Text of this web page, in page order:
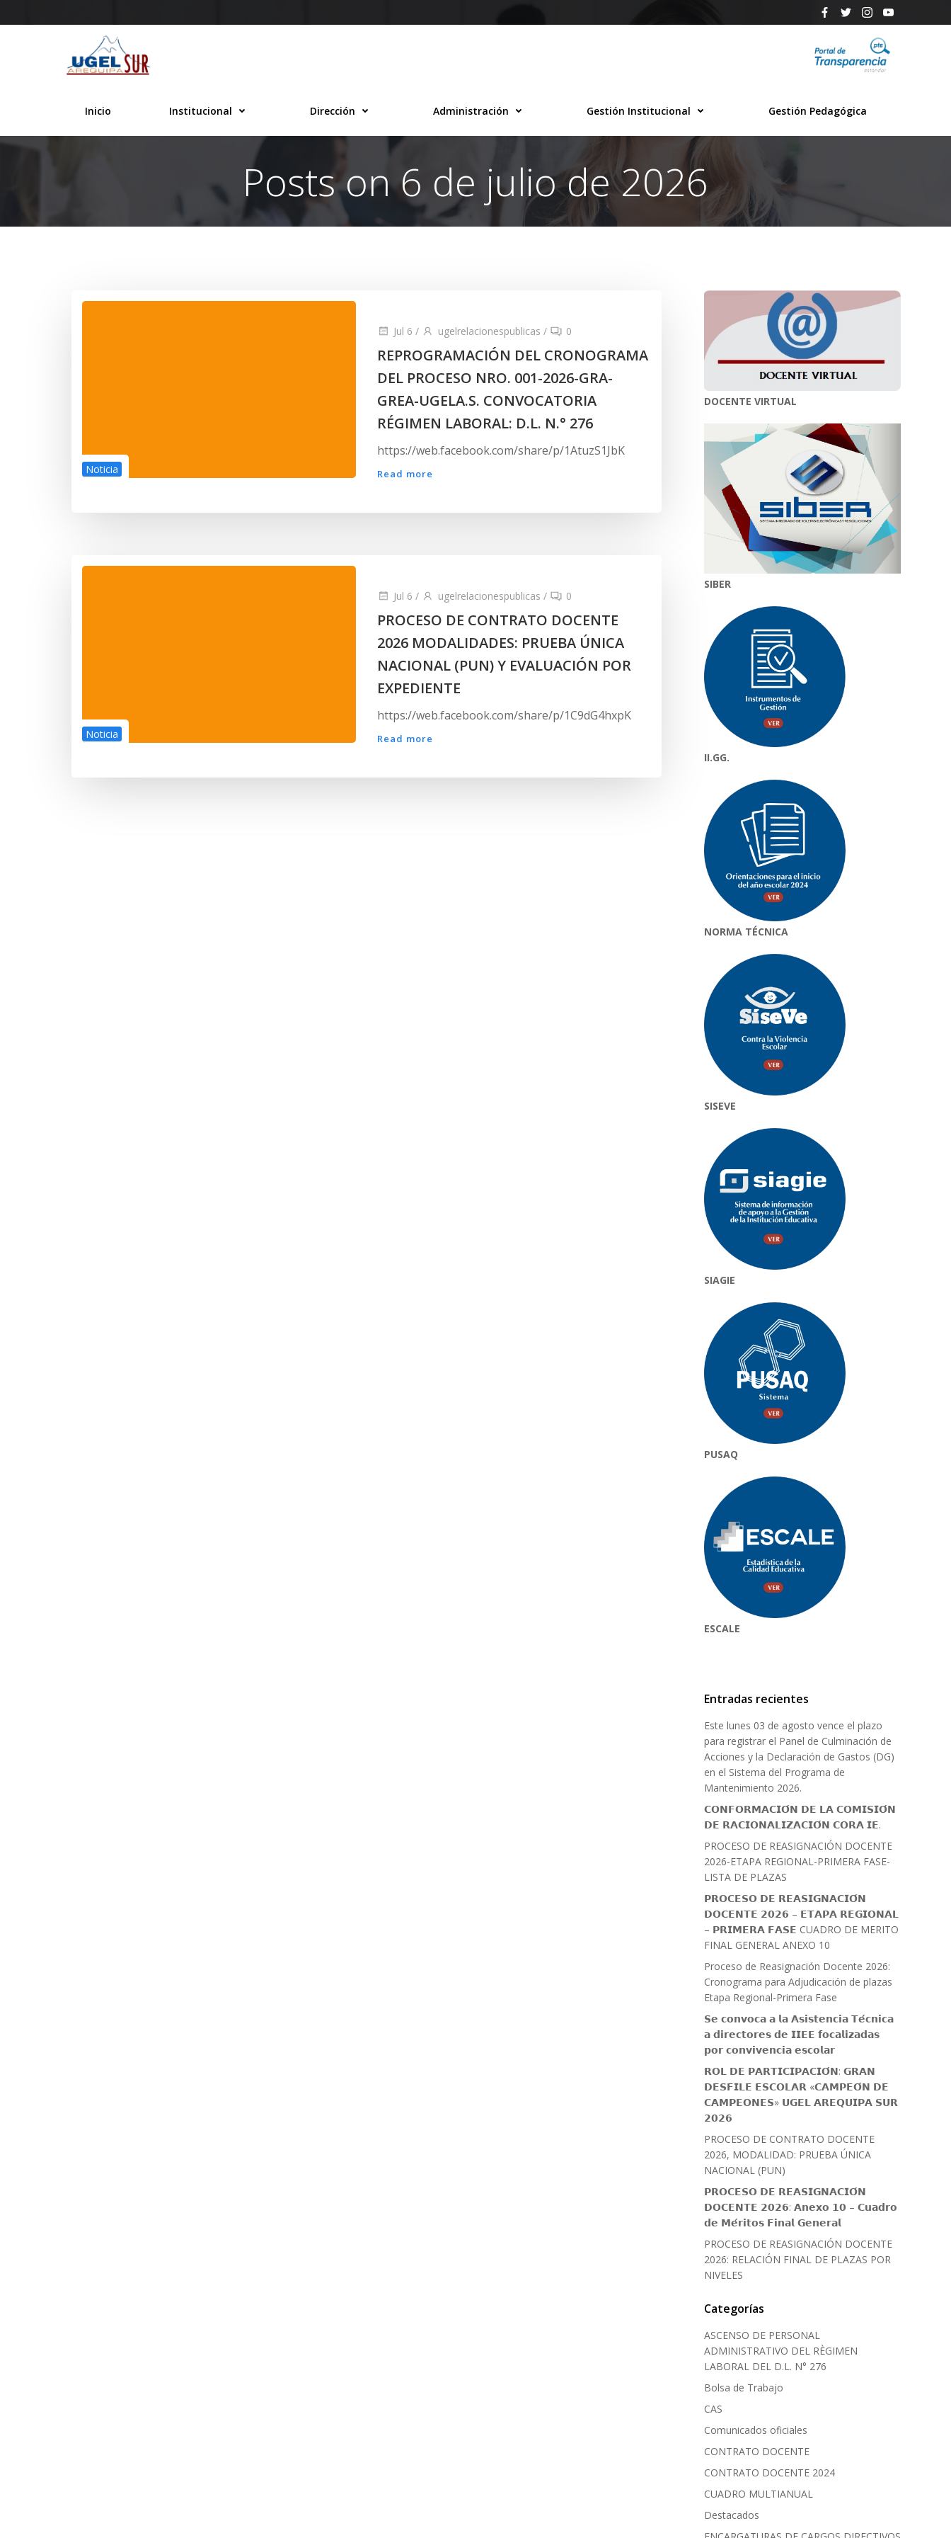
al
Inicio Institucional Dirección Administración Gestión Institucional Gestión Pedagógica
Posts on 6 de julio de 2026
Noticia
Jul 6 / ugelrelacionespublicas / 0
REPROGRAMACIÓN DEL CRONOGRAMA
DEL PROCESO NRO. 001-2026-GRA-
GREA-UGELA.S. CONVOCATORIA
RÉGIMEN LABORAL: D.L. N.° 276
https://web.facebook.com/share/p/1AtuzS1JbK
Read more
Noticia
Jul 6 / ugelrelacionespublicas / 0
PROCESO DE CONTRATO DOCENTE
2026 MODALIDADES: PRUEBA ÚNICA
NACIONAL (PUN) Y EVALUACIÓN POR
EXPEDIENTE
https://web.facebook.com/share/p/1C9dG4hxpK
Read more
DOCENTE VIRTUAL
SIBER
II.GG.
NORMA TÉCNICA
SISEVE
SIAGIE
PUSAQ
ESCALE
Entradas recientes
Este lunes 03 de agosto vence el plazo
para registrar el Panel de Culminación de
Acciones y la Declaración de Gastos (DG)
en el Sistema del Programa de
Mantenimiento 2026.
𝗖𝗢𝗡𝗙𝗢𝗥𝗠𝗔𝗖𝗜𝗢́𝗡 𝗗𝗘 𝗟𝗔 𝗖𝗢𝗠𝗜𝗦𝗜𝗢́𝗡
𝗗𝗘 𝗥𝗔𝗖𝗜𝗢𝗡𝗔𝗟𝗜𝗭𝗔𝗖𝗜𝗢́𝗡 𝗖𝗢𝗥𝗔 𝗜𝗘.
PROCESO DE REASIGNACIÓN DOCENTE
2026-ETAPA REGIONAL-PRIMERA FASE-
LISTA DE PLAZAS
𝗣𝗥𝗢𝗖𝗘𝗦𝗢 𝗗𝗘 𝗥𝗘𝗔𝗦𝗜𝗚𝗡𝗔𝗖𝗜𝗢́𝗡
𝗗𝗢𝗖𝗘𝗡𝗧𝗘 𝟮𝟬𝟮𝟲 – 𝗘𝗧𝗔𝗣𝗔 𝗥𝗘𝗚𝗜𝗢𝗡𝗔𝗟
– 𝗣𝗥𝗜𝗠𝗘𝗥𝗔 𝗙𝗔𝗦𝗘 CUADRO DE MERITO
FINAL GENERAL ANEXO 10
Proceso de Reasignación Docente 2026:
Cronograma para Adjudicación de plazas
Etapa Regional-Primera Fase
𝗦𝗲 𝗰𝗼𝗻𝘃𝗼𝗰𝗮 𝗮 𝗹𝗮 𝗔𝘀𝗶𝘀𝘁𝗲𝗻𝗰𝗶𝗮 𝗧𝗲́𝗰𝗻𝗶𝗰𝗮
𝗮 𝗱𝗶𝗿𝗲𝗰𝘁𝗼𝗿𝗲𝘀 𝗱𝗲 𝗜𝗜𝗘𝗘 𝗳𝗼𝗰𝗮𝗹𝗶𝘇𝗮𝗱𝗮𝘀
𝗽𝗼𝗿 𝗰𝗼𝗻𝘃𝗶𝘃𝗲𝗻𝗰𝗶𝗮 𝗲𝘀𝗰𝗼𝗹𝗮𝗿
𝗥𝗢𝗟 𝗗𝗘 𝗣𝗔𝗥𝗧𝗜𝗖𝗜𝗣𝗔𝗖𝗜𝗢́𝗡: 𝗚𝗥𝗔𝗡
𝗗𝗘𝗦𝗙𝗜𝗟𝗘 𝗘𝗦𝗖𝗢𝗟𝗔𝗥 «𝗖𝗔𝗠𝗣𝗘𝗢́𝗡 𝗗𝗘
𝗖𝗔𝗠𝗣𝗘𝗢𝗡𝗘𝗦» 𝗨𝗚𝗘𝗟 𝗔𝗥𝗘𝗤𝗨𝗜𝗣𝗔 𝗦𝗨𝗥
𝟮𝟬𝟮𝟲
PROCESO DE CONTRATO DOCENTE
2026, MODALIDAD: PRUEBA ÚNICA
NACIONAL (PUN)
𝗣𝗥𝗢𝗖𝗘𝗦𝗢 𝗗𝗘 𝗥𝗘𝗔𝗦𝗜𝗚𝗡𝗔𝗖𝗜𝗢́𝗡
𝗗𝗢𝗖𝗘𝗡𝗧𝗘 𝟮𝟬𝟮𝟲: 𝗔𝗻𝗲𝘅𝗼 𝟭𝟬 – 𝗖𝘂𝗮𝗱𝗿𝗼
𝗱𝗲 𝗠𝗲́𝗿𝗶𝘁𝗼𝘀 𝗙𝗶𝗻𝗮𝗹 𝗚𝗲𝗻𝗲𝗿𝗮𝗹
PROCESO DE REASIGNACIÓN DOCENTE
2026: RELACIÓN FINAL DE PLAZAS POR
NIVELES
Categorías
ASCENSO DE PERSONAL
ADMINISTRATIVO DEL RÈGIMEN
LABORAL DEL D.L. N° 276
Bolsa de Trabajo
CAS
Comunicados oficiales
CONTRATO DOCENTE
CONTRATO DOCENTE 2024
CUADRO MULTIANUAL
Destacados